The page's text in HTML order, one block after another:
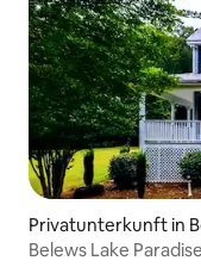
Privatunterkunft in
Belews Lake Paradise